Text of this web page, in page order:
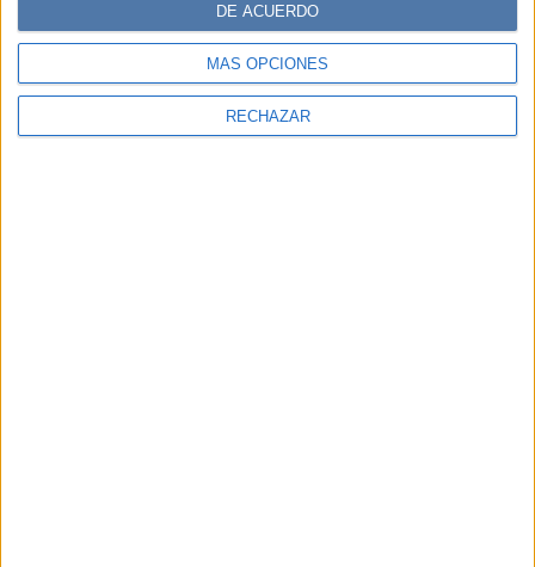
MÁS OPCIONES
RECHAZAR
DE ACUERDO